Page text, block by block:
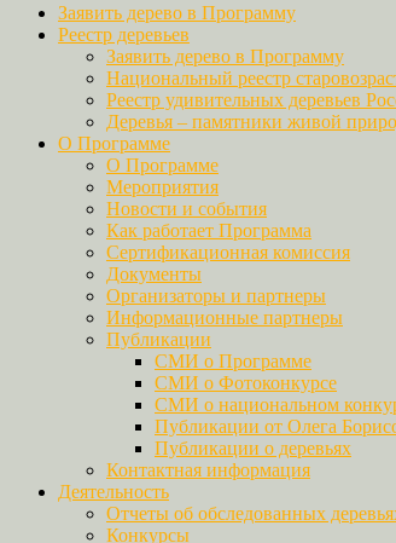
Заявить дерево в Программу
Реестр деревьев
Заявить дерево в Программу
Национальный реестр
Реестр удивительных деревьев
Деревья – памятники живой
О Программе
О Программе
Мероприятия
Новости и события
Как работает Программа
Сертификационная комиссия
Документы
Организаторы и партнеры
Информационные партнеры
Публикации
СМИ о Программе
СМИ о Фотоконкурсе
СМИ о национальном
Публикации от Олега
Публикации о деревьях
Контактная информация
Деятельность
Отчеты об обследованных
Конкурсы